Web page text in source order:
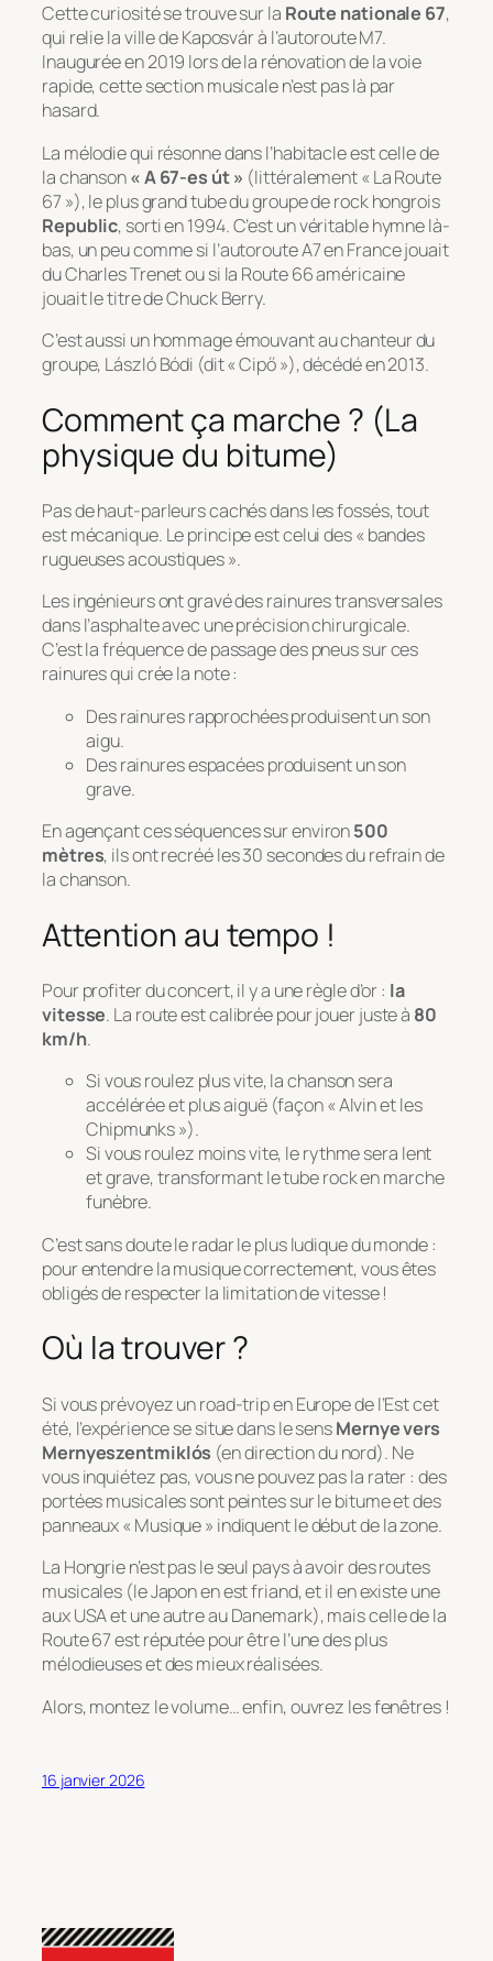
Cette curiosité se trouve sur la Route nationale 67,
qui relie la ville de Kaposvár à l’autoroute M7.
Inaugurée en 2019 lors de la rénovation de la voie
rapide, cette section musicale n’est pas là par
hasard.
La mélodie qui résonne dans l’habitacle est celle de
la chanson« A 67-es út » (littéralement « La Route
67 »), le plus grand tube du groupe de rock hongrois
Republic, sorti en 1994. C’est un véritable hymne là-
bas, un peu comme si l’autoroute A7 en France jouait
du Charles Trenet ou si la Route 66 américaine
jouait le titre de Chuck Berry.
C’est aussi un hommage émouvant au chanteur du
groupe, László Bódi (dit « Cipő »), décédé en 2013.
Comment ça marche ? (La
physique du bitume)
Pas de haut-parleurs cachés dans les fossés, tout
est mécanique. Le principe est celui des « bandes
rugueuses acoustiques ».
Les ingénieurs ont gravé des rainures transversales
dans l’asphalte avec une précision chirurgicale.
C’est la fréquence de passage des pneus sur ces
rainures qui crée la note :
Des rainures rapprochées produisent un son
aigu.
Des rainures espacées produisent un son
grave.
En agençant ces séquences sur environ500
mètres, ils ont recréé les 30 secondes du refrain de
la chanson.
Attention au tempo !
Pour profiter du concert, il y a une règle d’or : la
vitesse. La route est calibrée pour jouer juste à 80
km/h.
Si vous roulez plus vite, la chanson sera
accélérée et plus aiguë (façon « Alvin et les
Chipmunks »).
Si vous roulez moins vite, le rythme sera lent
et grave, transformant le tube rock en marche
funèbre.
C’est sans doute le radar le plus ludique du monde :
pour entendre la musique correctement, vous êtes
obligés de respecter la limitation de vitesse !
Où la trouver ?
Si vous prévoyez un road-trip en Europe de l’Est cet
été, l’expérience se situe dans le sensMernye vers
Mernyeszentmiklós (en direction du nord). Ne
vous inquiétez pas, vous ne pouvez pas la rater : des
portées musicales sont peintes sur le bitume et des
panneaux « Musique » indiquent le début de la zone.
La Hongrie n’est pas le seul pays à avoir des routes
musicales (le Japon en est friand, et il en existe une
aux USA et une autre au Danemark), mais celle de la
Route 67 est réputée pour être l’une des plus
mélodieuses et des mieux réalisées.
Alors, montez le volume… enfin, ouvrez les fenêtres !
16 janvier 2026